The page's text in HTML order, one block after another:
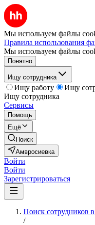
Мы используем файлы
Правила использования
Мы используем файлы
Понятно
Ищу сотрудника
Ищу работу
Ищу
Ищу сотрудника
Сервисы
Помощь
Ещё
Поиск
Амвросиевка
Войти
Войти
Зарегистрироваться
Поиск сотрудников
/